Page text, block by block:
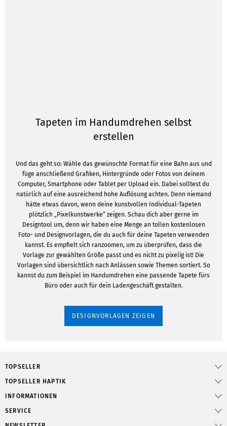
Tapeten im Handumdrehen selbst
erstellen
Und das geht so: Wähle das gewünschte Format für eine Bahn aus und
füge anschließend Grafiken, Hintergründe oder Fotos von deinem
Computer, Smartphone oder Tablet per Upload ein. Dabei solltest du
natürlich auf eine ausreichend hohe Auflösung achten. Denn niemand
hätte etwas davon, wenn deine kunstvollen Individual-Tapeten
plötzlich „Pixelkunstwerke“ zeigen. Schau dich aber gerne im
Designtool um, denn wir haben eine Menge an tollen kostenlosen
Foto- und Designvorlagen, die du auch für deine Tapeten verwenden
kannst. Es empfielt sich ranzoomen, um zu überprüfen, dass die
Vorlage zur gewählten Größe passt und es nicht zu pixelig ist! Die
Vorlagen sind übersichtlich nach Anlässen sowie Themen sortiert. So
kannst du zum Beispiel im Handumdrehen eine passende Tapete fürs
Büro oder auch für dein Ladengeschäft gestalten.
DESIGNVORLAGEN ZEIGEN
TOPSELLER
TOPSELLER HAPTIK
INFORMATIONEN
SERVICE